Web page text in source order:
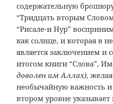
содержательную
“Тридцать вторым
“Рисале-и Нур”
как солнце, и которая в
является заключением и
итогом книги “Слова”,
доволен им Аллах),
необычайную важность и
втором уровне